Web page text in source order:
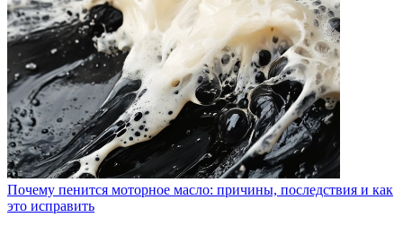
Почему пенится моторное масло: причины, последствия и как
это исправить